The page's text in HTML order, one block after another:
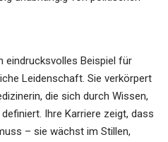
eindrucksvolles Beispiel für
Leidenschaft. Sie verkörpert
die sich durch Wissen,
Ihre Karriere zeigt, dass
– sie wächst im Stillen,